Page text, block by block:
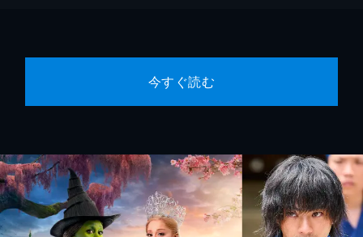
今すぐ読む